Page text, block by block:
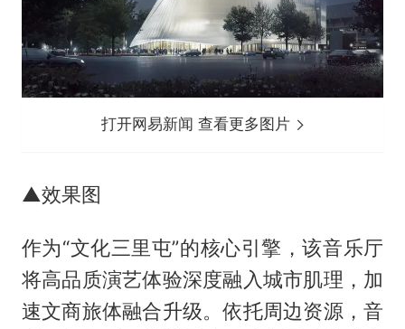
打开网易新闻 查看更多图片
▲效果图
作为“文化三里屯”的核心引擎，该音乐厅
将高品质演艺体验深度融入城市肌理，加
速文商旅体融合升级。依托周边资源，音